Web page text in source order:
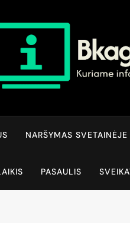
NARŠYMAS SVETAINĖJE
PASAULIS